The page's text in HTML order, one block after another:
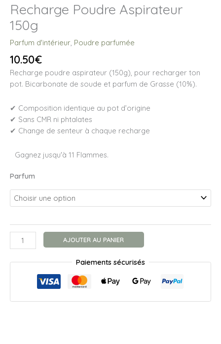
Recharge Poudre Aspirateur
150g
Parfum d'intérieur, Poudre parfumée
10.50€
Recharge poudre aspirateur (150g), pour recharger ton
pot. Bicarbonate de soude et parfum de Grasse (10%).
✔ Composition identique au pot d’origine
✔ Sans CMR ni phtalates
✔ Change de senteur à chaque recharge
Gagnez jusqu'à 11 Flammes.
Parfum
quantité
de
Recharge
Aspirateur
AJOUTER AU PANIER
Paiements sécurisés